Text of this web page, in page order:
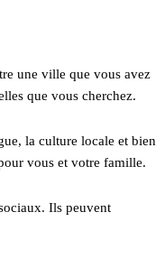
une ville que vous avez
que vous cherchez.
la culture locale et bien
vous et votre famille.
Ils peuvent